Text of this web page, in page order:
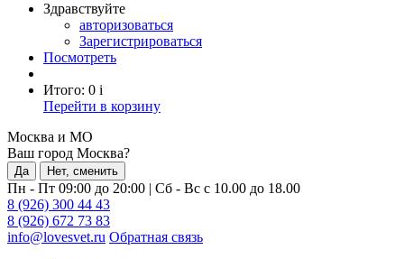
Здравствуйте
авторизоваться
Зарегистрироваться
Посмотреть
Итого: 0 i
Перейти в корзину
Москва и МО
Ваш город Москва?
Да Нет, сменить
Пн - Пт 09:00 до 20:00 | Сб - Вс с 10.00 до 18.00
8 (926) 300 44 43
8 (926) 672 73 83
info@lovesvet.ru Обратная связь